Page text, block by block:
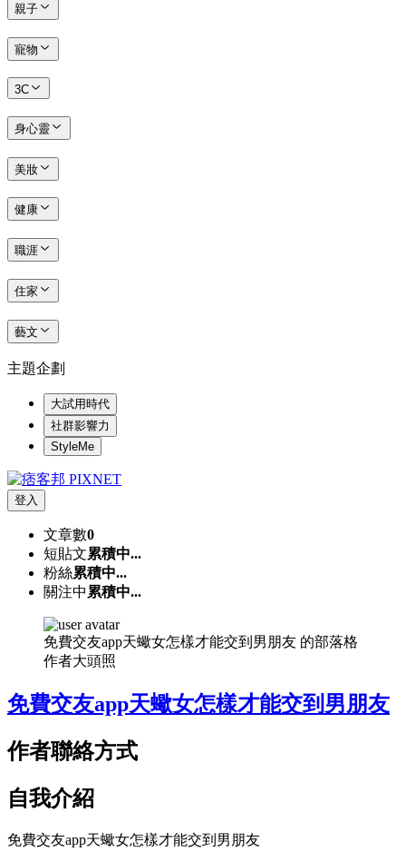
親子
寵物
3C
身心靈
美妝
健康
職涯
住家
藝文
主題企劃
大試用時代
社群影響力
StyleMe
登入
文章數0
短貼文累積中...
粉絲累積中...
關注中 累積中...
免費交友app天蠍女怎樣才能交到男朋友 的部落格
作者大頭照
免費交友app天蠍女怎樣才能交到男朋友
作者聯絡方式
自我介紹
免費交友app天蠍女怎樣才能交到男朋友